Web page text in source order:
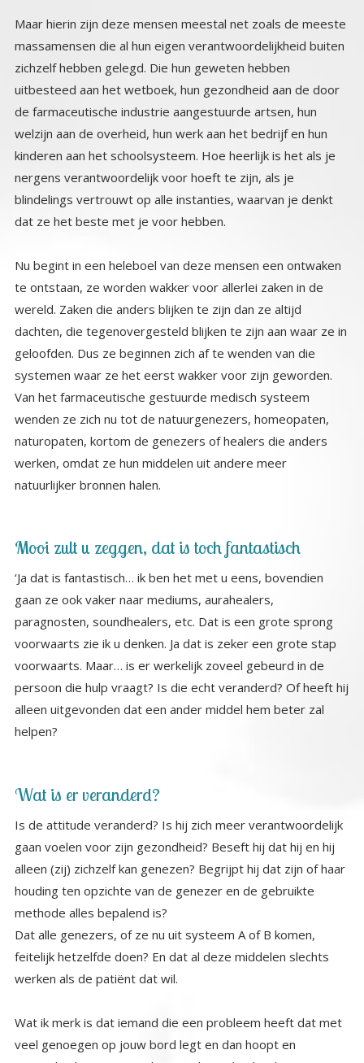
Maar hierin zijn deze mensen meestal net zoals de meeste
massamensen die al hun eigen verantwoordelijkheid buiten
zichzelf hebben gelegd. Die hun geweten hebben
uitbesteed aan het wetboek, hun gezondheid aan de door
de farmaceutische industrie aangestuurde artsen, hun
welzijn aan de overheid, hun werk aan het bedrijf en hun
kinderen aan het schoolsysteem. Hoe heerlijk is het als je
nergens verantwoordelijk voor hoeft te zijn, als je
blindelings vertrouwt op alle instanties, waarvan je denkt
dat ze het beste met je voor hebben.
Nu begint in een heleboel van deze mensen een ontwaken
te ontstaan, ze worden wakker voor allerlei zaken in de
wereld. Zaken die anders blijken te zijn dan ze altijd
dachten, die tegenovergesteld blijken te zijn aan waar ze in
geloofden. Dus ze beginnen zich af te wenden van die
systemen waar ze het eerst wakker voor zijn geworden.
Van het farmaceutische gestuurde medisch systeem
wenden ze zich nu tot de natuurgenezers, homeopaten,
naturopaten, kortom de genezers of healers die anders
werken, omdat ze hun middelen uit andere meer
natuurlijker bronnen halen.
Mooi zult u zeggen, dat is toch fantastisch
‘Ja dat is fantastisch… ik ben het met u eens, bovendien
gaan ze ook vaker naar mediums, aurahealers,
paragnosten, soundhealers, etc. Dat is een grote sprong
voorwaarts zie ik u denken. Ja dat is zeker een grote stap
voorwaarts. Maar… is er werkelijk zoveel gebeurd in de
persoon die hulp vraagt? Is die echt veranderd? Of heeft hij
alleen uitgevonden dat een ander middel hem beter zal
helpen?
Wat is er veranderd?
Is de attitude veranderd? Is hij zich meer verantwoordelijk
gaan voelen voor zijn gezondheid? Beseft hij dat hij en hij
alleen (zij) zichzelf kan genezen? Begrijpt hij dat zijn of haar
houding ten opzichte van de genezer en de gebruikte
methode alles bepalend is?
Dat alle genezers, of ze nu uit systeem A of B komen,
feitelijk hetzelfde doen? En dat al deze middelen slechts
werken als de patiënt dat wil.
Wat ik merk is dat iemand die een probleem heeft dat met
veel genoegen op jouw bord legt en dan hoopt en
verwacht dat jij (want jij bent toch een healer) het voor ze
oplost. Ze vertellen je hun problemen en verwachten
daarna eigenblijk een pil of drankje wat alles in een klap
rechtzet. Als je ze vertelt dat jij ze alleen een richting op
kan helpen. Je kunt ze adviseren, je kunt ze tot voorbeeld
zijn, maar je kunt eigenlijk NIETS doen. O ja je kunt ze
meenemen op een begeleide meditatie reis en je kunt ze
laten zien hoe ze zichzelf kunnen helen. Maar daarna is het
aan hen. En dat vinden ze vaak niet prettig, dat valt tegen.
Ze verwachten dat het probleem na een consult bij jou,
weg is gehaald, door jou. En als dat niet gebeurt zijn ze
vaak ontgoocheld, teleurgesteld, boos zelfs. Want jij bent